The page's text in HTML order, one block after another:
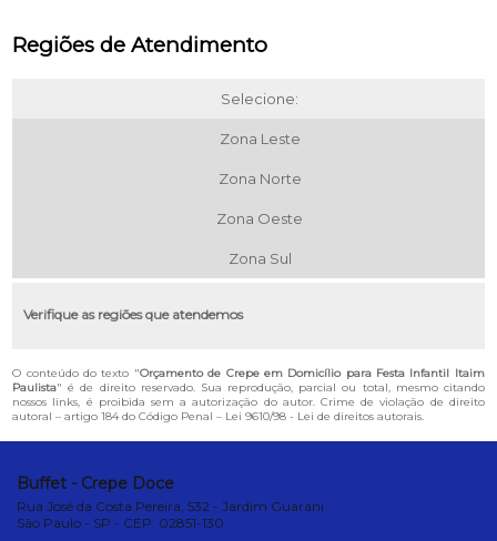
Regiões de Atendimento
Selecione:
Zona Leste
Zona Norte
Zona Oeste
Zona Sul
Verifique as regiões que atendemos
O conteúdo do texto "Orçamento de Crepe em Domicílio para Festa Infantil Itaim
Paulista" é de direito reservado. Sua reprodução, parcial ou total, mesmo citando
nossos links, é proibida sem a autorização do autor. Crime de violação de direito
autoral – artigo 184 do Código Penal – Lei 9610/98 - Lei de direitos autorais.
Buffet - Crepe Doce
Rua José da Costa Pereira, 532 - Jardim Guarani
São Paulo - SP - CEP: 02851-130